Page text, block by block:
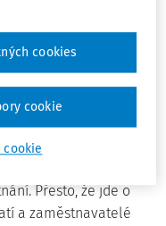
při zaměstnání a
poskytované po
vyhláška č.
Přesto, že jde o
a zaměstnavatelé
cookie
cookies
cookie